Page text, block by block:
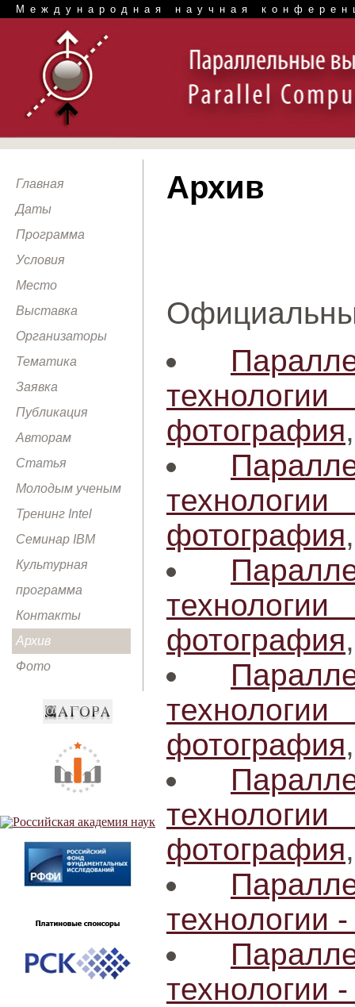
Международная научная
Главная
Даты
Программа
Условия
Место
Выставка
Организаторы
Тематика
Заявка
Публикация
Авторам
Статья
Молодым ученым
Тренинг Intel
Семинар IBM
Культурная
программа
Контакты
Архив
Фото
Архив
фотография
фотография
фотография
фотография
фотография
технологии
технологии